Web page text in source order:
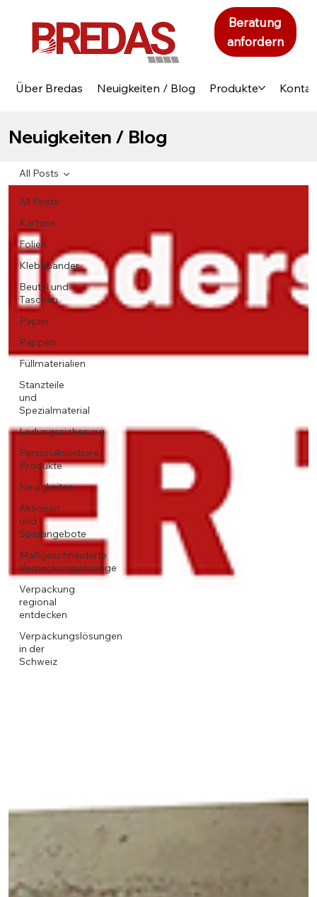
Über Bredas Neuigkeiten / Blog Produkte
Beratung
anfordern
Neuigkeiten / Blog
All Posts
Kartons
Folien
Klebebänder
Beutel und
Taschen
Papier
Pappen
Füllmaterialien
Stanzteile
und
Spezialmaterial
Ladungssicherung
Personalisierbare
Produkte
Neuigkeiten
Aktionen
und
Sparangebote
Maßgeschneiderte
Verpackungslösunge
Verpackung
regional
entdecken
Verpackungslösungen
in der
Schweiz
All Posts